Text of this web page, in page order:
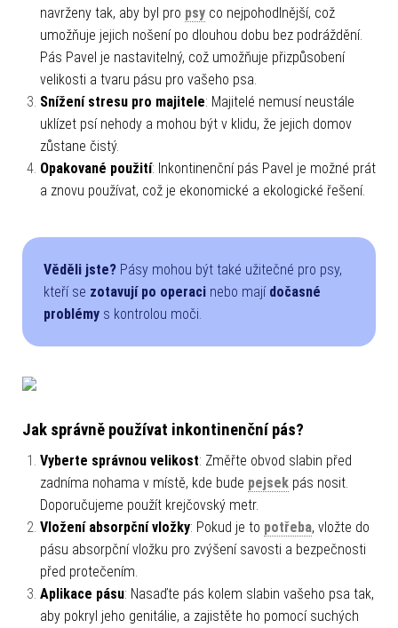
navrženy tak, aby byl pro psy co nejpohodlnější, což
umožňuje jejich nošení po dlouhou dobu bez podráždění.
Pás Pavel je nastavitelný, což umožňuje přizpůsobení
velikosti a tvaru pásu pro vašeho psa.
Snížení stresu pro majitele: Majitelé nemusí neustále
uklízet psí nehody a mohou být v klidu, že jejich domov
zůstane čistý.
Opakované použití: Inkontinenční pás Pavel je možné prát
a znovu používat, což je ekonomické a ekologické řešení.
Věděli jste? Pásy mohou být také užitečné pro psy,
kteří se zotavují po operaci nebo mají dočasné
problémy s kontrolou moči.
Jak správně používat inkontinenční pás?
Vyberte správnou velikost: Změřte obvod slabin před
zadníma nohama v místě, kde bude pejsek pás nosit.
Doporučujeme použít krejčovský metr.
Vložení absorpční vložky: Pokud je to potřeba, vložte do
pásu absorpční vložku pro zvýšení savosti a bezpečnosti
před protečením.
Aplikace pásu: Nasaďte pás kolem slabin vašeho psa tak,
aby pokryl jeho genitálie, a zajistěte ho pomocí suchých